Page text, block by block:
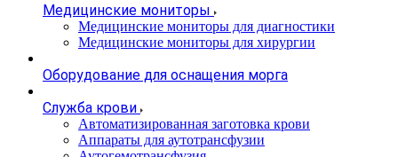
Медицинские мониторы
Медицинские мониторы для диагностики
Медицинские мониторы для хирургии
Оборудование для оснащения морга
Служба крови
Автоматизированная заготовка крови
Аппараты для аутотрансфузии